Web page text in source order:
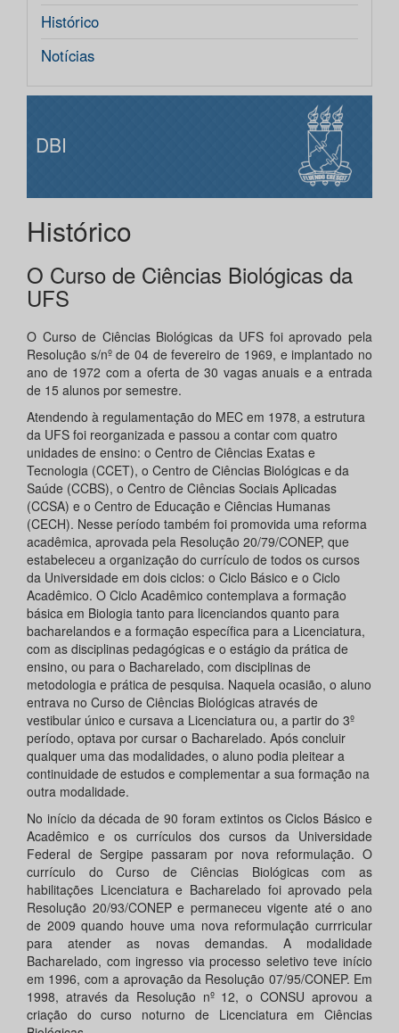
Histórico
Notícias
DBI
Histórico
O Curso de Ciências Biológicas da
UFS
O Curso de Ciências Biológicas da UFS foi aprovado pela
Resolução s/nº de 04 de fevereiro de 1969, e implantado no
ano de 1972 com a oferta de 30 vagas anuais e a entrada
de 15 alunos por semestre.
Atendendo à regulamentação do MEC em 1978, a estrutura
da UFS foi reorganizada e passou a contar com quatro
unidades de ensino: o Centro de Ciências Exatas e
Tecnologia (CCET), o Centro de Ciências Biológicas e da
Saúde (CCBS), o Centro de Ciências Sociais Aplicadas
(CCSA) e o Centro de Educação e Ciências Humanas
(CECH). Nesse período também foi promovida uma reforma
acadêmica, aprovada pela Resolução 20/79/CONEP, que
estabeleceu a organização do currículo de todos os cursos
da Universidade em dois ciclos: o Ciclo Básico e o Ciclo
Acadêmico. O Ciclo Acadêmico contemplava a formação
básica em Biologia tanto para licenciandos quanto para
bacharelandos e a formação específica para a Licenciatura,
com as disciplinas pedagógicas e o estágio da prática de
ensino, ou para o Bacharelado, com disciplinas de
metodologia e prática de pesquisa. Naquela ocasião, o aluno
entrava no Curso de Ciências Biológicas através de
vestibular único e cursava a Licenciatura ou, a partir do 3º
período, optava por cursar o Bacharelado. Após concluir
qualquer uma das modalidades, o aluno podia pleitear a
continuidade de estudos e complementar a sua formação na
outra modalidade.
No início da década de 90 foram extintos os Ciclos Básico e
Acadêmico e os currículos dos cursos da Universidade
Federal de Sergipe passaram por nova reformulação. O
currículo do Curso de Ciências Biológicas com as
habilitações Licenciatura e Bacharelado foi aprovado pela
Resolução 20/93/CONEP e permaneceu vigente até o ano
de 2009 quando houve uma nova reformulação currricular
para atender as novas demandas. A modalidade
Bacharelado, com ingresso via processo seletivo teve início
em 1996, com a aprovação da Resolução 07/95/CONEP. Em
1998, através da Resolução nº 12, o CONSU aprovou a
criação do curso noturno de Licenciatura em Ciências